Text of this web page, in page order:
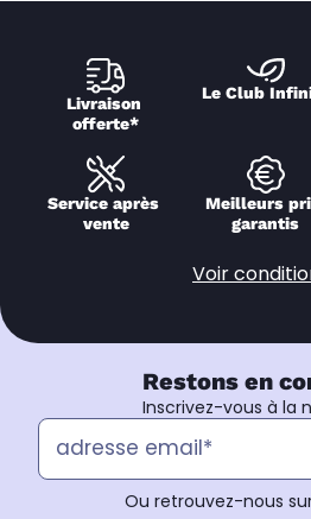
Livraison
offerte*
Le Club
Service après
vente
Meilleurs
garantis
Voir
Restons en
Inscrivez-vous à la
Ou retrouvez-nous